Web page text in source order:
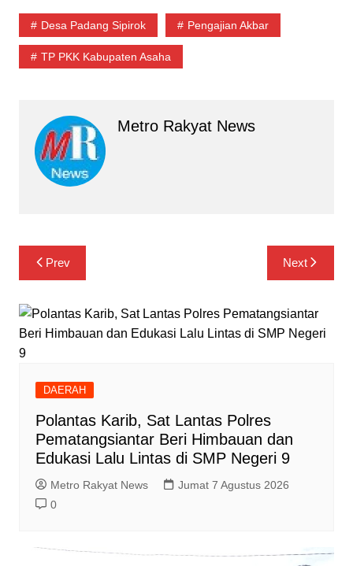
Desa Padang Sipirok Pengajian Akbar
TP PKK Kabupaten Asaha
Metro Rakyat News
Navigasi
pos
Prev Next
DAERAH
Polantas Karib, Sat Lantas Polres
Pematangsiantar Beri Himbauan dan
Edukasi Lalu Lintas di SMP Negeri 9
Metro Rakyat News
Jumat 7 Agustus 2026
0